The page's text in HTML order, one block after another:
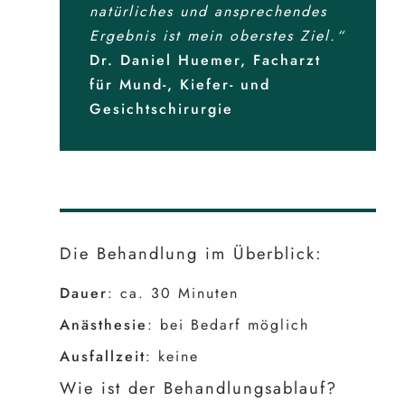
natürliches und ansprechendes
Ergebnis ist mein oberstes Ziel.“
Dr. Daniel Huemer, Facharzt
für Mund-, Kiefer- und
Gesichtschirurgie
Die Behandlung im Überblick:
Dauer: ca. 30 Minuten
Anästhesie: bei Bedarf möglich
Ausfallzeit: keine
Wie ist der Behandlungsablauf?